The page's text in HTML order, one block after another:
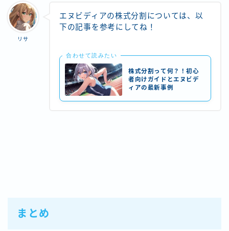
リサ
エヌビディアの株式分割については、以
下の記事を参考にしてね！
合わせて読みたい
株式分割って何？！初心
者向けガイドとエヌビデ
ィアの最新事例
まとめ